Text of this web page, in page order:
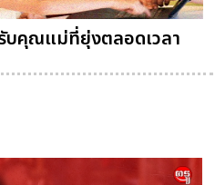
บคุณแม่ที่ยุ่งตลอดเวลา